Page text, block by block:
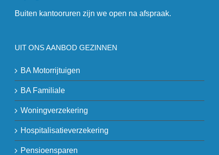
Buiten kantooruren zijn we open na afspraak.
UIT ONS AANBOD GEZINNEN
BA Motorrijtuigen
BA Familiale
Woningverzekering
Hospitalisatieverzekering
Pensioensparen